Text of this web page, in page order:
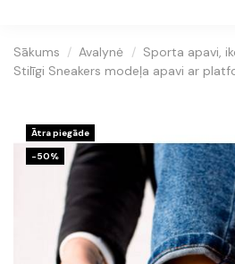
Sākums Avalynė
Sporta apavi,
Stilīgi Sneakers modeļa apavi ar
Ātra piegāde
-50%